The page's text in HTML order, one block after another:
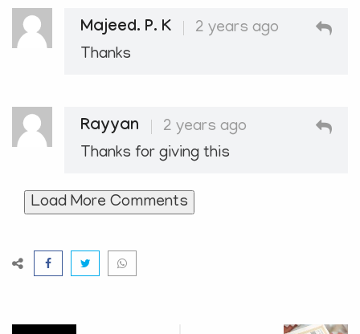
Majeed. P. K
2 years ago
Thanks
Rayyan
2 years ago
Thanks for giving this
Load More Comments